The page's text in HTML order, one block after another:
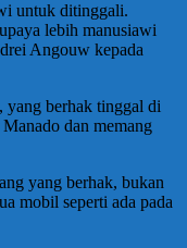
untuk ditinggali.
lebih manusiawi
Angouw kepada
yang berhak tinggal di
dan memang
yang berhak, bukan
mobil seperti ada pada